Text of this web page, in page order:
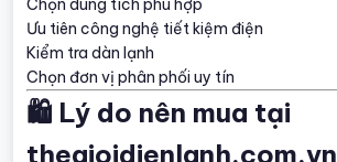
Ưu tiên công nghệ tiết kiệm điện
Kiểm tra dàn lạnh
Chọn đơn vị phân phối uy tín
🛍️ Lý do nên mua tại
thegioidienlanh.com.vn